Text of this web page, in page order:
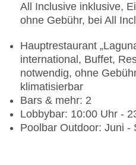
All Inclusive inklusive,
ohne Gebühr, bei All
Hauptrestaurant
international, Buffet,
notwendig, ohne
klimatisierbar
Bars & mehr: 2
Lobbybar: 10:00 Uhr -
Poolbar Outdoor: Juni -